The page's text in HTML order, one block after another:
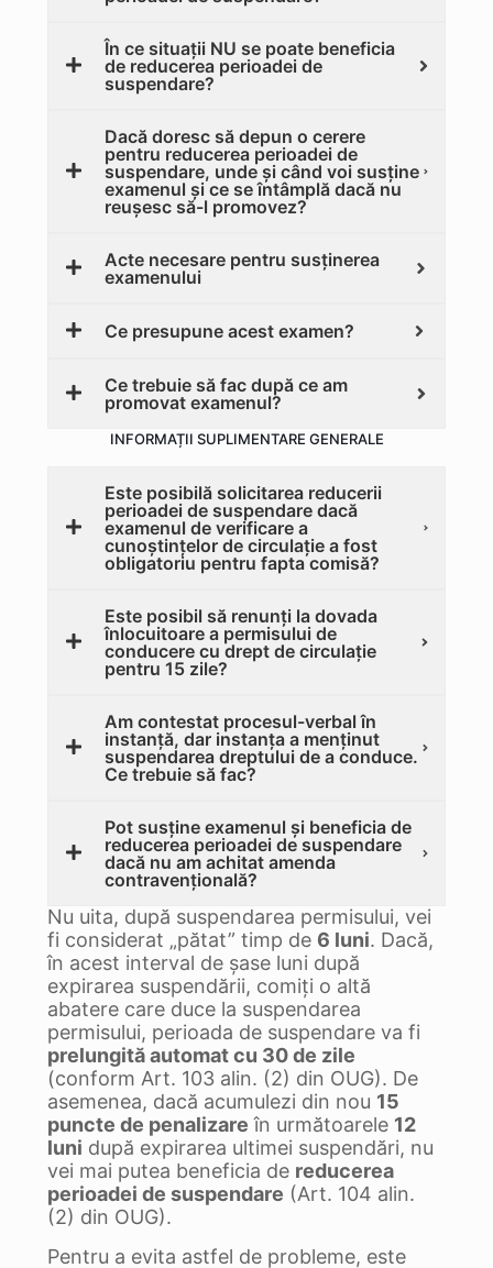
În ce situații NU se poate beneficia
de reducerea perioadei de
suspendare?
Dacă doresc să depun o cerere
pentru reducerea perioadei de
suspendare, unde și când voi susține
examenul și ce se întâmplă dacă nu
reușesc să-l promovez?
Acte necesare pentru susținerea
examenului
Ce presupune acest examen?
Ce trebuie să fac după ce am
promovat examenul?
INFORMAȚII SUPLIMENTARE GENERALE
Este posibilă solicitarea reducerii
perioadei de suspendare dacă
examenul de verificare a
cunoștințelor de circulație a fost
obligatoriu pentru fapta comisă?
Este posibil să renunți la dovada
înlocuitoare a permisului de
conducere cu drept de circulație
pentru 15 zile?
Am contestat procesul-verbal în
instanță, dar instanța a menținut
suspendarea dreptului de a conduce.
Ce trebuie să fac?
Pot susține examenul și beneficia de
reducerea perioadei de suspendare
dacă nu am achitat amenda
contravențională?
Nu uita, după suspendarea permisului, vei
fi considerat „pătat” timp de 6 luni. Dacă,
în acest interval de șase luni după
expirarea suspendării, comiți o altă
abatere care duce la suspendarea
permisului, perioada de suspendare va fi
prelungită automat cu 30 de zile
(conform Art. 103 alin. (2) din OUG). De
asemenea, dacă acumulezi din nou 15
puncte de penalizare în următoarele 12
luni după expirarea ultimei suspendări, nu
vei mai putea beneficia de reducerea
perioadei de suspendare (Art. 104 alin.
(2) din OUG).
Pentru a evita astfel de probleme, este